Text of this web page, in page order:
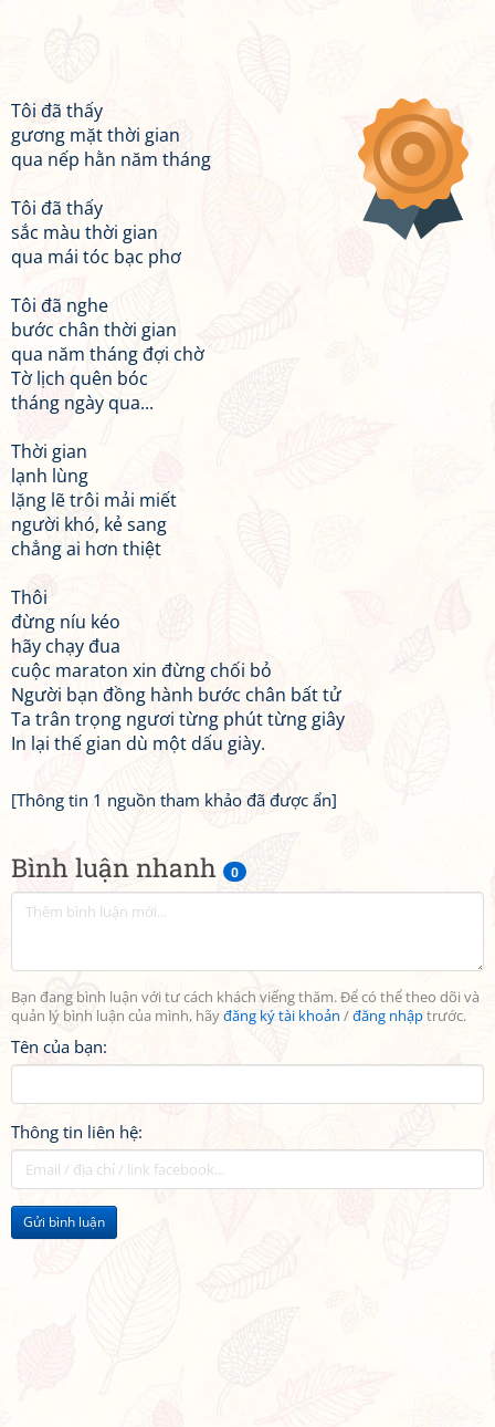
Bình luận nhanh 0
Bạn đang bình luận với tư cách khách viếng thăm. Để có thể theo dõi và
quản lý bình luận của mình, hãyđăng ký tài khoản /đăng nhậptrước.
Tên của bạn:
Thông tin liên hệ:
Gửi bình luận
Tôi đã thấy
gương mặt thời gian
qua nếp hằn năm tháng
Tôi đã thấy
sắc màu thời gian
qua mái tóc bạc phơ
Tôi đã nghe
bước chân thời gian
qua năm tháng đợi chờ
Tờ lịch quên bóc
tháng ngày qua...
Thời gian
lạnh lùng
lặng lẽ trôi mải miết
người khó, kẻ sang
chẳng ai hơn thiệt
Thôi
đừng níu kéo
hãy chạy đua
cuộc maraton xin đừng chối bỏ
Người bạn đồng hành bước chân bất tử
Ta trân trọng ngươi từng phút từng giây
In lại thế gian dù một dấu giày.
[Thông tin 1 nguồn tham khảo đã được ẩn]